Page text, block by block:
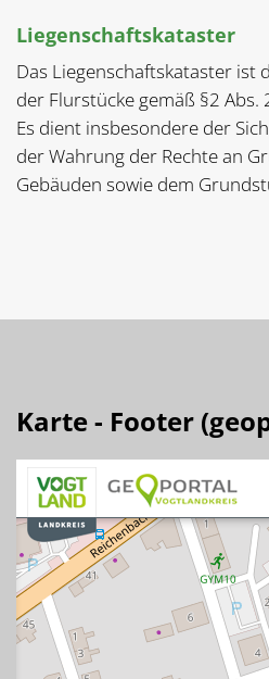
Liegenschaftskataster
Das Liegenschaftskataster ist
der Flurstücke gemäß §2
Es dient insbesondere der
der Wahrung der Rechte an
Gebäuden sowie dem
Karte - Footer